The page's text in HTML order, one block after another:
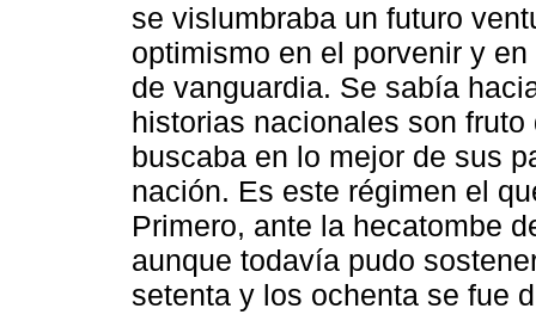
se vislumbraba un futuro
optimismo en el porvenir y
de vanguardia. Se sabía
historias nacionales son
buscaba en lo mejor de sus
nación. Es este régimen el
Primero, ante la hecatombe
aunque todavía pudo
setenta y los ochenta se fue